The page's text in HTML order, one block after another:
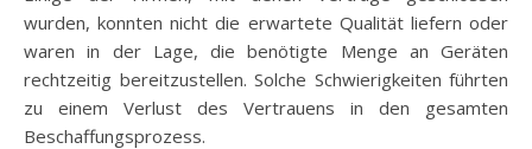
wurden, konnten nicht die erwartete Qualität liefern oder
waren in der Lage, die benötigte Menge an Geräten
rechtzeitig bereitzustellen. Solche Schwierigkeiten führten
zu einem Verlust des Vertrauens in den gesamten
Beschaffungsprozess.